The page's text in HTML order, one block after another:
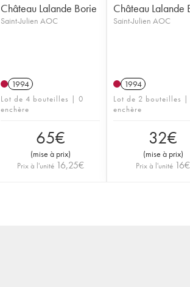
Château Lalande Borie
Saint-Julien AOC
1994
Lot de 4 bouteilles | 0
enchère
65€
(mise à prix)
Prix à l'unité 16,25€
Château Lalande
Saint-Julien AOC
1994
Lot de 2 bouteilles
enchère
32€
(mise à prix)
Prix à l'unité 16€